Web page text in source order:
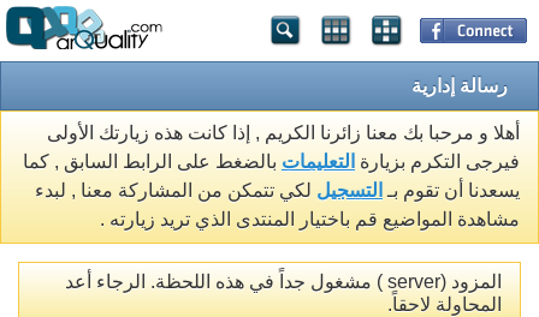
رسالة إدارية
أهلا و مرحبا بك معنا زائرنا الكريم , إذا كانت هذه زيارتك الأولى
فيرجى التكرم بزيارة التعليمات بالضغط على الرابط السابق , كما
يسعدنا أن تقوم بـ التسجيل لكي تتمكن من المشاركة معنا , لبدء
مشاهدة المواضيع قم باختيار المنتدى الذي تريد زيارته .
المزود (server ) مشغول جداً في هذه اللحظة. الرجاء أعد
المحاولة لاحقاً.